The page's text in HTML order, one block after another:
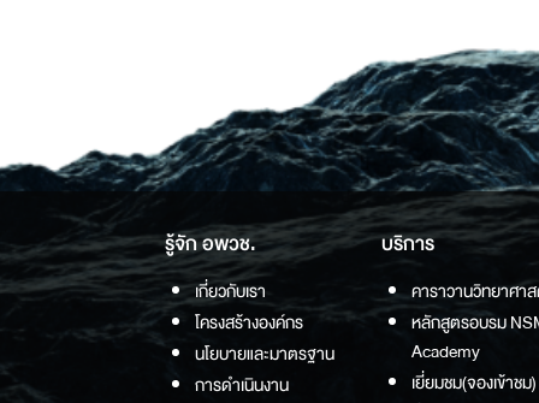
รู้จัก อพวช.
เกี่ยวกับเรา
โครงสร้างองค์กร
นโยบายและมาตรฐาน
การดำเนินงาน
บริการ
คาราวานวิทยาศา
หลักสูตรอบรม
Academy
เยี่ยมชม(จองเข้าชม)